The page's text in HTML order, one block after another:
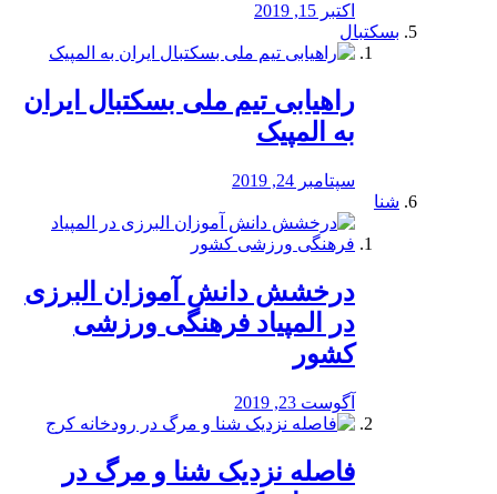
اکتبر 15, 2019
بسکتبال
راهیابی تیم ملی بسکتبال ایران
به المپیک
سپتامبر 24, 2019
شنا
درخشش دانش آموزان البرزی
در المپیاد فرهنگی ورزشی
کشور
آگوست 23, 2019
️فاصله نزدیک شنا و مرگ در